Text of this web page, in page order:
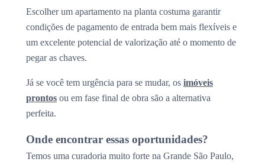
Escolher um apartamento na planta costuma garantir
condições de pagamento de entrada bem mais flexíveis e
um excelente potencial de valorização até o momento de
pegar as chaves.
Já se você tem urgência para se mudar, os imóveis
prontos ou em fase final de obra são a alternativa
perfeita.
Onde encontrar essas oportunidades?
Temos uma curadoria muito forte na Grande São Paulo,